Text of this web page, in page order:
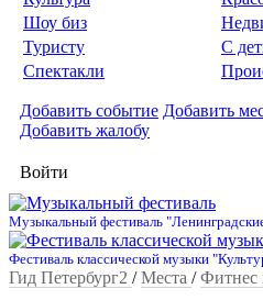
Шоу биз
Туристу
С
Спектакли
Добавить событие Добавить
Добавить жалобу
Войти
Музыкальный фестиваль
Фестиваль классической музыки
Гид Петербург2 /Места /Фитнес